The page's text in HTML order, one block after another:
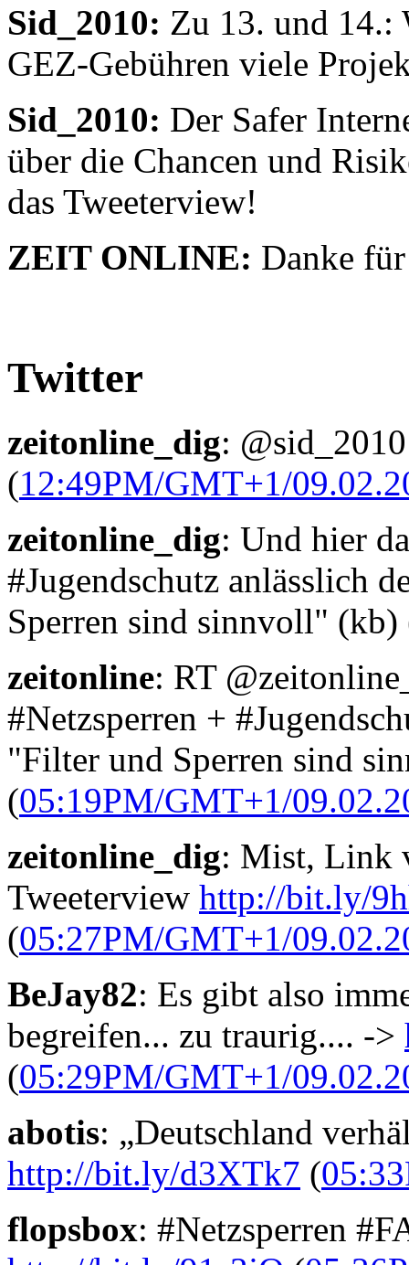
Sid_2010: Zu 13. und 14.:
GEZ-Gebühren viele
Sid_2010: Der Safer
über die Chancen und
das Tweeterview!
ZEIT ONLINE: Danke
Twitter
zeitonline_dig:
(12:49PM/GMT+1/
zeitonline_dig: Und hier
#Jugendschutz anlässlich
Sperren sind sinnvoll" (kb)
zeitonline: RT
#Netzsperren +
"Filter und Sperren sind
(05:19PM/GMT+1/
zeitonline_dig: Mist, Link
Tweeterview http://bit.ly/
(05:27PM/GMT+1/
BeJay82: Es gibt also
begreifen... zu traurig.... ->
(05:29PM/GMT+1/
abotis: „Deutschland
http://bit.ly/d3XTk7 (
flopsbox: #Netzsperren